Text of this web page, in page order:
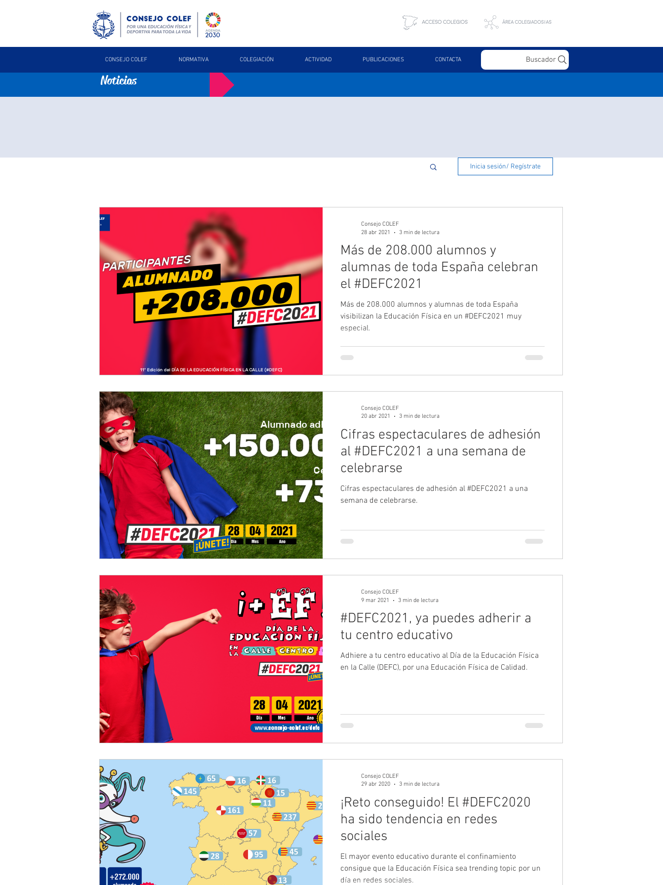
CONSEJO COLEF NORMATIVA COLEGIACIÓN ACTIVIDAD PUBLICACIONES CONTACTA Buscador
Noticias
Inicia sesión/ Regístrate
Más de 208.000 alumnos y
alumnas de toda España celebran
el #DEFC2021
Más de 208.000 alumnos y alumnas de toda España
visibilizan la Educación Física en un #DEFC2021 muy
especial.
Consejo COLEF
28 abr 2021
3 min de lectura
Cifras espectaculares de adhesión
al #DEFC2021 a una semana de
celebrarse
Cifras espectaculares de adhesión al #DEFC2021 a una
semana de celebrarse.
Consejo COLEF
20 abr 2021
3 min de lectura
#DEFC2021, ya puedes adherir a
tu centro educativo
Adhiere a tu centro educativo al Día de la Educación Física
en la Calle (DEFC), por una Educación Física de Calidad.
Consejo COLEF
9 mar 2021
3 min de lectura
¡Reto conseguido! El #DEFC2020
ha sido tendencia en redes
sociales
El mayor evento educativo durante el confinamiento
consigue que la Educación Física sea trending topic por un
día en redes sociales.
Consejo COLEF
29 abr 2020
3 min de lectura